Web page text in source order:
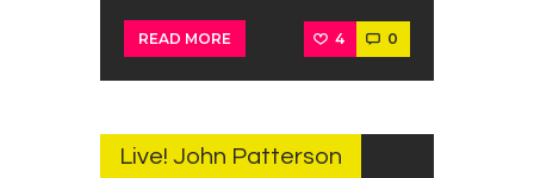
READ MORE 4 0
2018
Live! John Patterson